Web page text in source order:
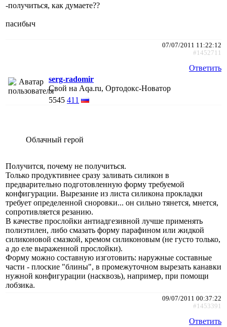
-получиться, как думаете??
пасибыч
07/07/2011 11:22:12
#1452711
Ответить
serg-radomir
Свой на Aqa.ru, Ортодокс-Новатор
5545 411
Облачный герой
Получится, почему не получиться.
Только продуктивнее сразу заливать силикон в
предварительно подготовленную форму требуемой
конфигурации. Вырезание из листа силикона прокладки
требует определенной сноровки... он сильно тянется, мнется,
сопротивляется резанию.
В качестве прослойки антиадгезивной лучше применять
полиэтилен, либо смазать форму парафином или жидкой
силиконовой смазкой, кремом силиконовым (не густо только,
а до еле выраженной прослойки).
Форму можно составную изготовить: наружные составные
части - плоские "блины", в промежуточном вырезать канавки
нужной конфигурации (насквозь), например, при помощи
лобзика.
09/07/2011 00:37:22
#1453391
Ответить